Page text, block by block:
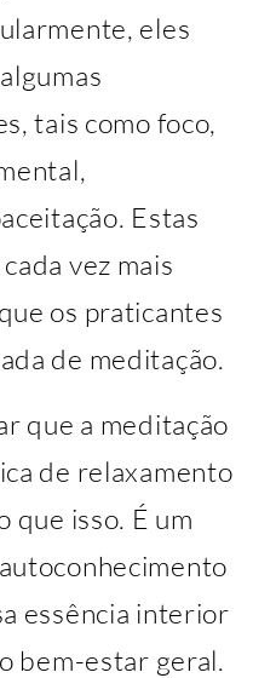
eles
tais como foco,
Estas
vez mais
os praticantes
de meditação.
que a meditação
de relaxamento
que isso. É um
essência interior
bem-estar geral.